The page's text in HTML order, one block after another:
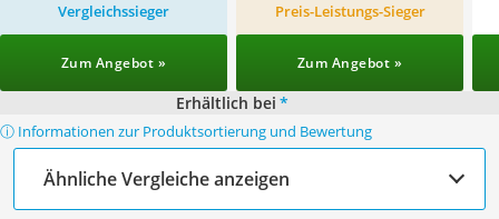
Vergleichssieger
Zum Angebot »
Preis-Leistungs-Sieger
Zum Angebot »
Erhältlich bei *
ⓘ Informationen zur Produktsortierung und Bewertung
Ähnliche Vergleiche anzeigen